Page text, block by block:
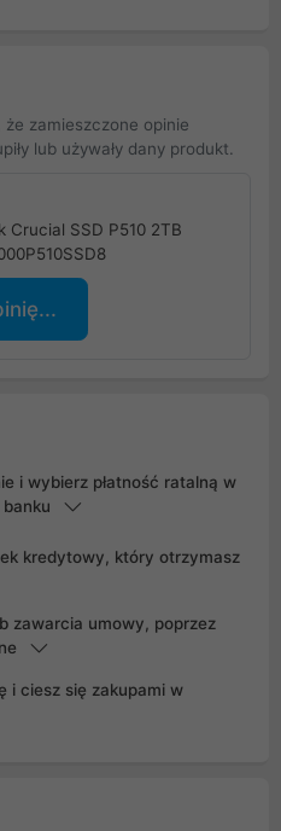
że zamieszczone opinie
lub używały dany produkt.
Crucial SSD P510 2TB
i wybierz płatność ratalną w
kredytowy, który otrzymasz
zawarcia umowy, poprzez
i ciesz się zakupami w